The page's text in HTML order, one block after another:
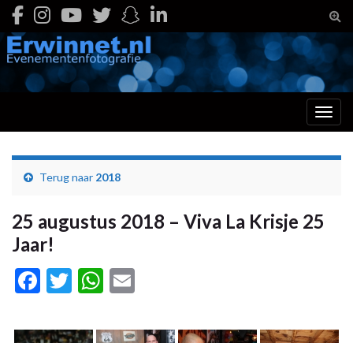
Terug naar 2018
25 augustus 2018 – Viva La Krisje 25
Jaar!
Facebook
TwitterWhatsApp